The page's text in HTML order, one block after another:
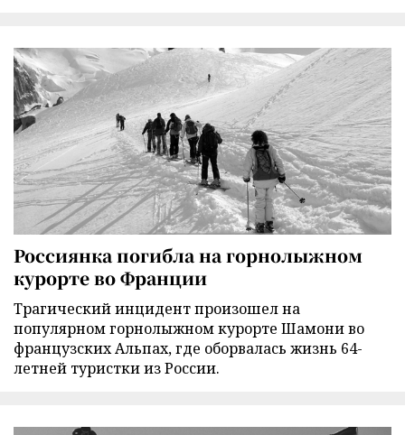
Россиянка погибла на горнолыжном
курорте во Франции
Трагический инцидент произошел на
популярном горнолыжном курорте Шамони во
французских Альпах, где оборвалась жизнь 64-
летней туристки из России.